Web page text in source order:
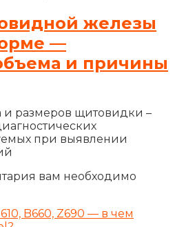
железы
—
и причины
размеров щитовидки –
при выявлении
вам необходимо
B660, Z690 — в чем